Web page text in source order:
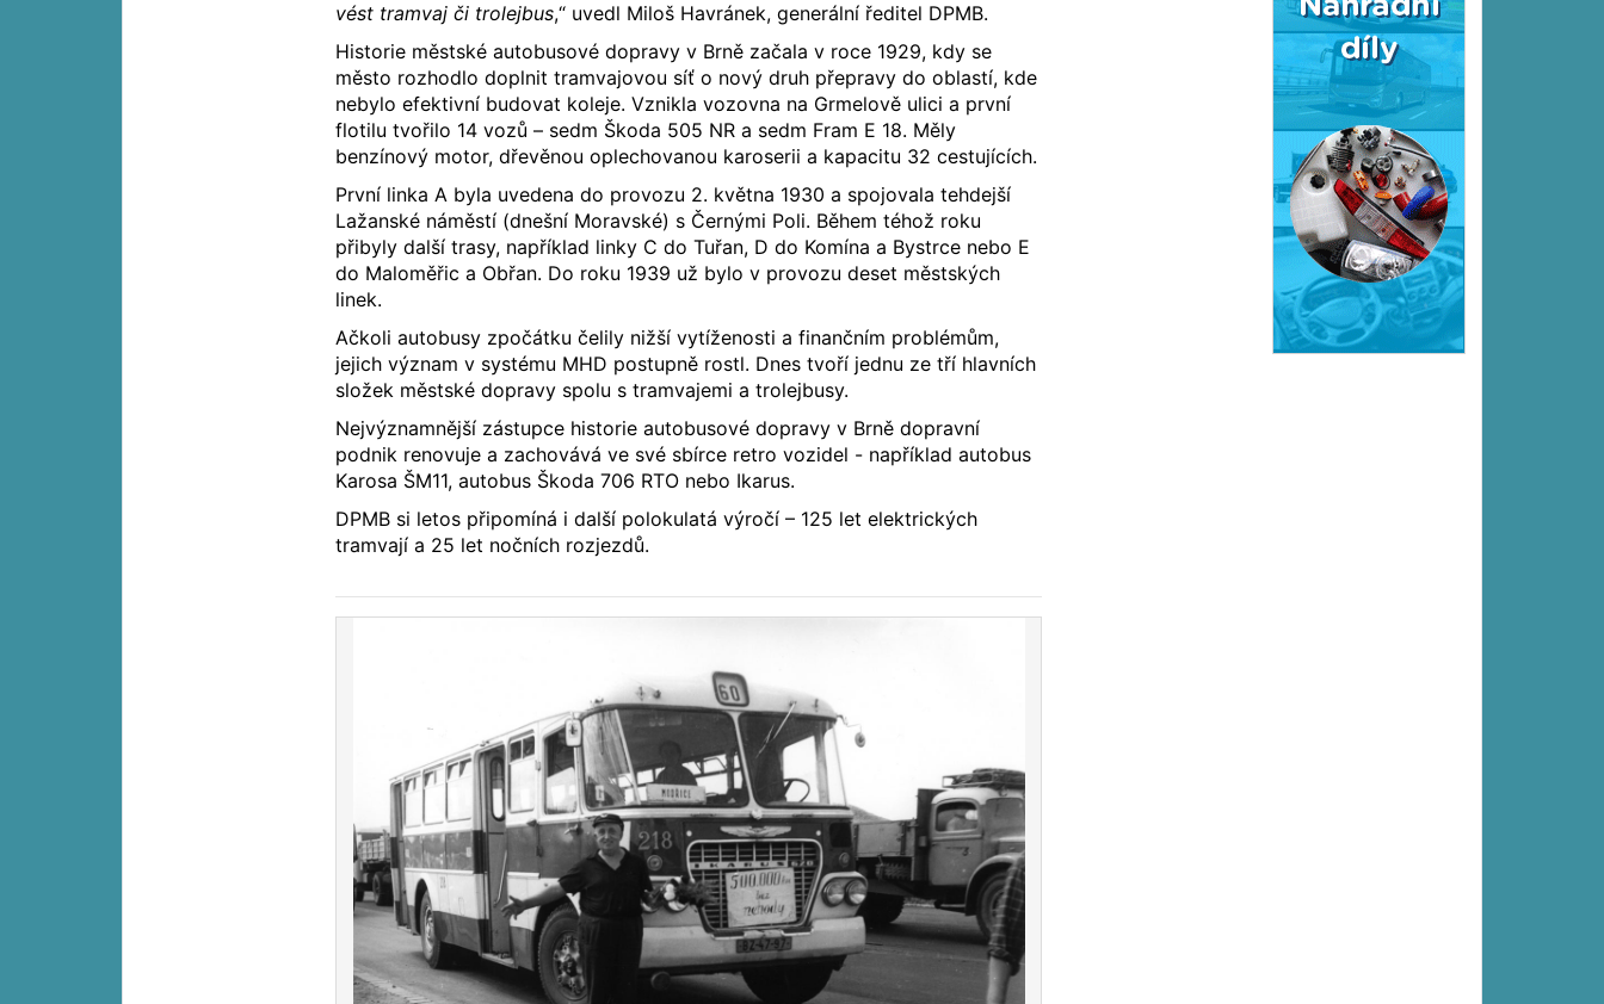
vést tramvaj či trolejbus,“ uvedl Miloš Havránek, generální ředitel DPMB.
Historie městské autobusové dopravy v Brně začala v roce 1929, kdy se
město rozhodlo doplnit tramvajovou síť o nový druh přepravy do oblastí, kde
nebylo efektivní budovat koleje. Vznikla vozovna na Grmelově ulici a první
flotilu tvořilo 14 vozů – sedm Škoda 505 NR a sedm Fram E 18. Měly
benzínový motor, dřevěnou oplechovanou karoserii a kapacitu 32 cestujících.
První linka A byla uvedena do provozu 2. května 1930 a spojovala tehdejší
Lažanské náměstí (dnešní Moravské) s Černými Poli. Během téhož roku
přibyly další trasy, například linky C do Tuřan, D do Komína a Bystrce nebo E
do Maloměřic a Obřan. Do roku 1939 už bylo v provozu deset městských
linek.
Ačkoli autobusy zpočátku čelily nižší vytíženosti a finančním problémům,
jejich význam v systému MHD postupně rostl. Dnes tvoří jednu ze tří hlavních
složek městské dopravy spolu s tramvajemi a trolejbusy.
Nejvýznamnější zástupce historie autobusové dopravy v Brně dopravní
podnik renovuje a zachovává ve své sbírce retro vozidel - například autobus
Karosa ŠM11, autobus Škoda 706 RTO nebo Ikarus.
DPMB si letos připomíná i další polokulatá výročí – 125 let elektrických
tramvají a 25 let nočních rozjezdů.